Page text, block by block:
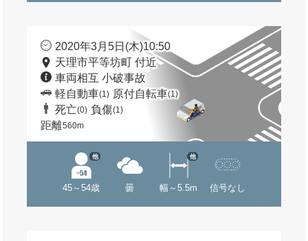
2020年3月5日(木)10:50
天理市平等坊町 付近
車両相互 小破事故
軽自動車(1) 原付自転車(1)
死亡(0) 負傷(1)
距離560m
45～54歳
他
曇 幅～5.5m
他
信号なし